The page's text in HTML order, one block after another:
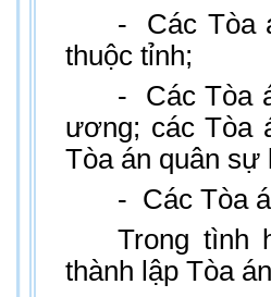
- Các Tòa
thuộc tỉnh;
- Các Tòa
ương; các Tòa
Tòa án quân sự
- Các Tòa
Trong tình
thành lập Tòa